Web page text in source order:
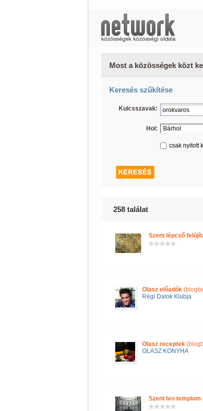
Most a közösségek közt
Keresés szűkítése
Kulcsszavak:
Hol:
csak nyitott
258 találat
Szent lépcső
Olasz előadók
Régi Dalok Klubja
Olasz receptek
OLASZ KONYHA
Szent Ivo